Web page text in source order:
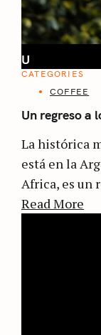
U
CATEGORIES
COFFEE
Un regreso a
La histórica
está en la
Africa, es un
Read More